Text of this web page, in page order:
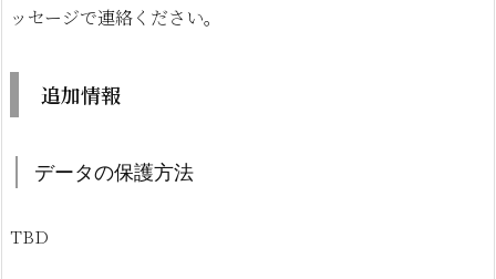
ッセージで連絡ください。
追加情報
データの保護方法
TBD